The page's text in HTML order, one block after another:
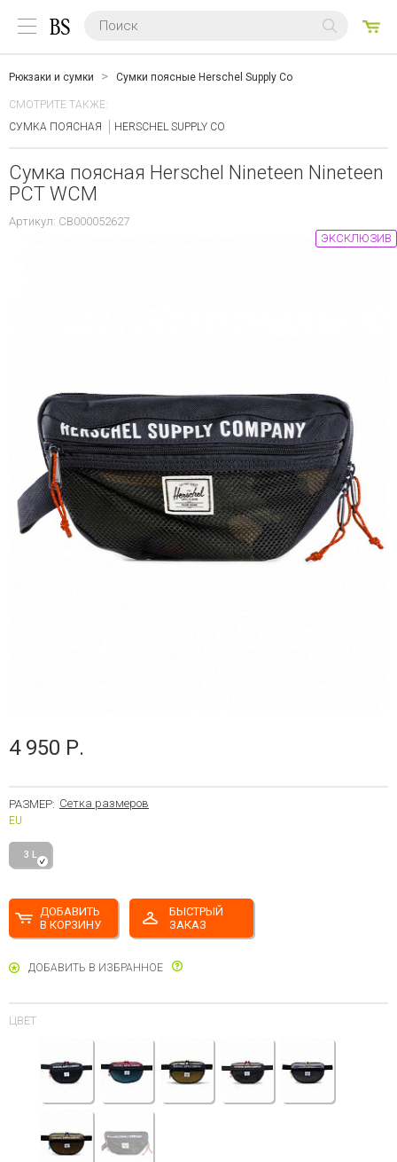
Рюкзаки и сумки Сумки поясные Herschel Supply Co
СМОТРИТЕ ТАКЖЕ:
СУМКА ПОЯСНАЯ
HERSCHEL SUPPLY CO
Сумка поясная Herschel Nineteen Nineteen
PCT WCM
Артикул: CB000052627
ЭКСКЛЮЗИВ
4 950 Р.
РАЗМЕР: Сетка размеров
EU
3 L
ДОБАВИТЬ
В КОРЗИНУ
БЫСТРЫЙ
ЗАКАЗ
ДОБАВИТЬ В ИЗБРАННОЕ
ЦВЕТ